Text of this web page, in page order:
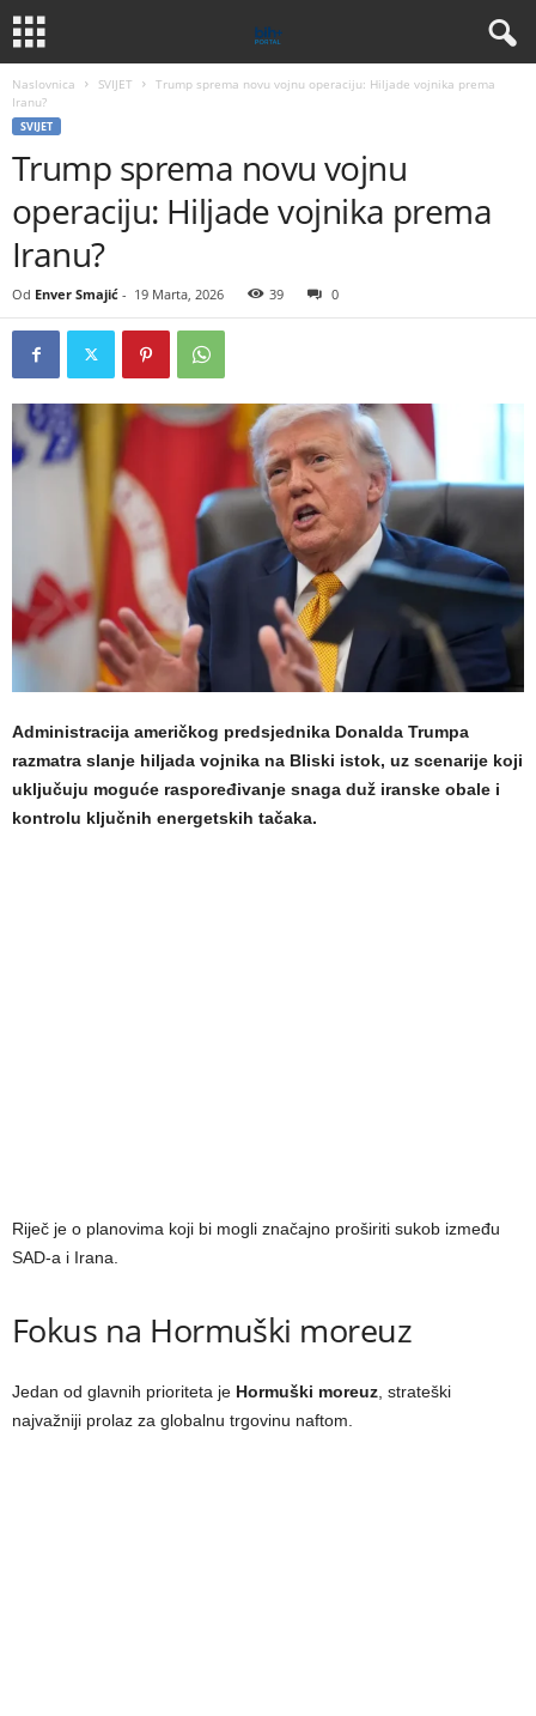
Naslovnica SVIJET
Trump sprema novu vojnu operaciju: Hiljade vojnika prema
Iranu?
SVIJET
Trump sprema novu vojnu
operaciju: Hiljade vojnika prema
Iranu?
Od Enver Smajić - 19 Marta, 2026 39 0
Administracija američkog predsjednika Donalda Trumpa
razmatra slanje hiljada vojnika na Bliski istok, uz scenarije koji
uključuju moguće raspoređivanje snaga duž iranske obale i
kontrolu ključnih energetskih tačaka.
Riječ je o planovima koji bi mogli značajno proširiti sukob između
SAD-a i Irana.
Fokus na Hormuški moreuz
Jedan od glavnih prioriteta je Hormuški moreuz , strateški
najvažniji prolaz za globalnu trgovinu naftom.